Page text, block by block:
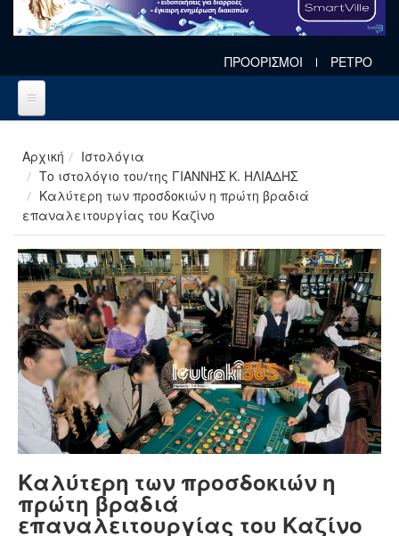
ΠΡΟΟΡΙΣΜΟΙ ΡΕΤΡΟ
Αρχική
Ιστολόγια
Το ιστολόγιο του/της ΓΙΑΝΝΗΣ Κ. ΗΛΙΑΔΗΣ
Καλύτερη των προσδοκιών η πρώτη βραδιά
επαναλειτουργίας του Καζίνο
Καλύτερη των προσδοκιών η
πρώτη βραδιά
επαναλειτουργίας του Καζίνο